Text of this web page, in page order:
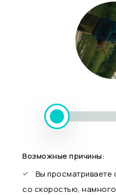
Возможные причины:
Вы просматриваете
со скоростью,